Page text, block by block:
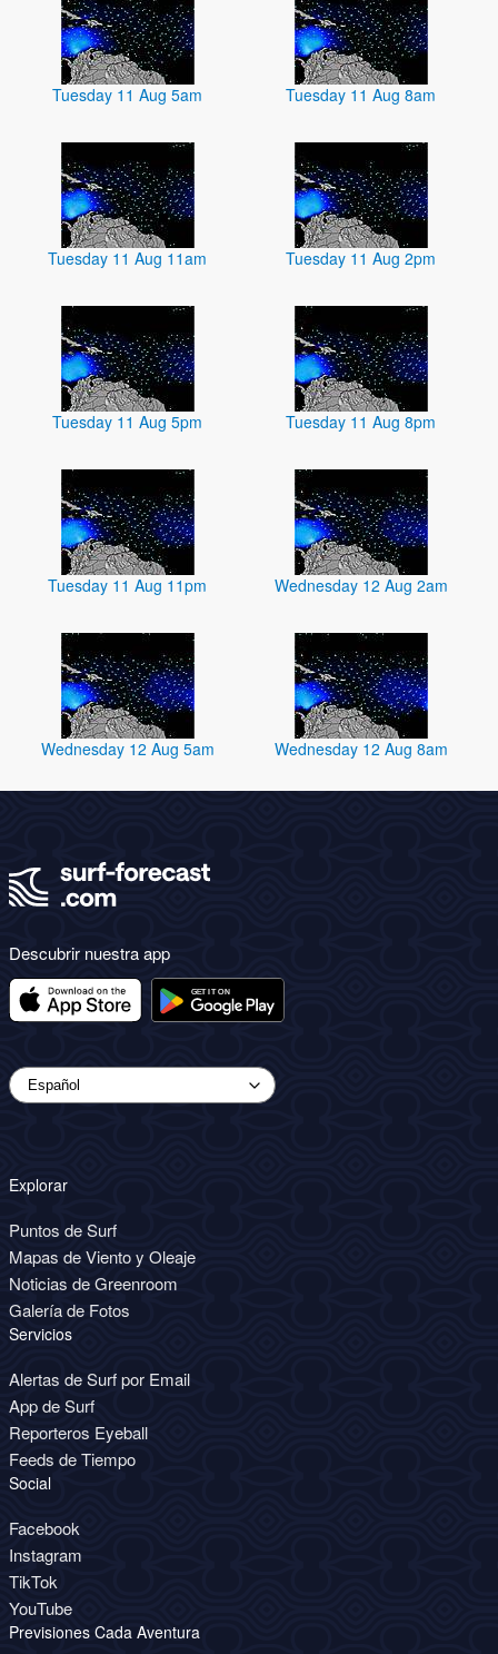
Tuesday 11 Aug 5am Tuesday 11 Aug 8am
Tuesday 11 Aug 11am Tuesday 11 Aug 2pm
Tuesday 11 Aug 5pm Tuesday 11 Aug 8pm
Tuesday 11 Aug 11pm Wednesday 12 Aug 2am
Wednesday 12 Aug 5am Wednesday 12 Aug 8am
Descubrir nuestra app
Explorar
Puntos de Surf
Mapas de Viento y Oleaje
Noticias de Greenroom
Galería de Fotos
Servicios
Alertas de Surf por Email
App de Surf
Reporteros Eyeball
Feeds de Tiempo
Social
Facebook
Instagram
TikTok
YouTube
Previsiones Cada Aventura